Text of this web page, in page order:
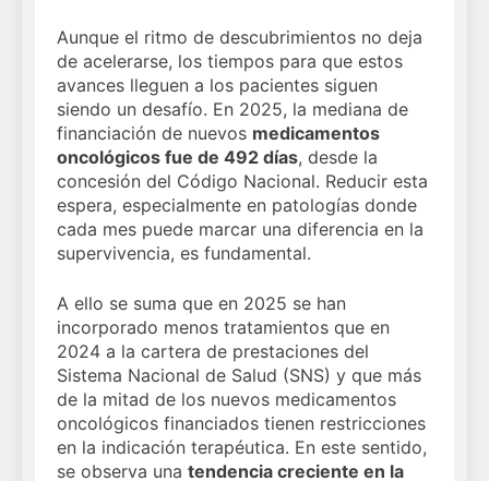
Aunque el ritmo de descubrimientos no deja
de acelerarse, los tiempos para que estos
avances lleguen a los pacientes siguen
siendo un desafío. En 2025, la mediana de
financiación de nuevos medicamentos
oncológicos fue de 492 días, desde la
concesión del Código Nacional. Reducir esta
espera, especialmente en patologías donde
cada mes puede marcar una diferencia en la
supervivencia, es fundamental.
A ello se suma que en 2025 se han
incorporado menos tratamientos que en
2024 a la cartera de prestaciones del
Sistema Nacional de Salud (SNS) y que más
de la mitad de los nuevos medicamentos
oncológicos financiados tienen restricciones
en la indicación terapéutica. En este sentido,
se observa una tendencia creciente en la